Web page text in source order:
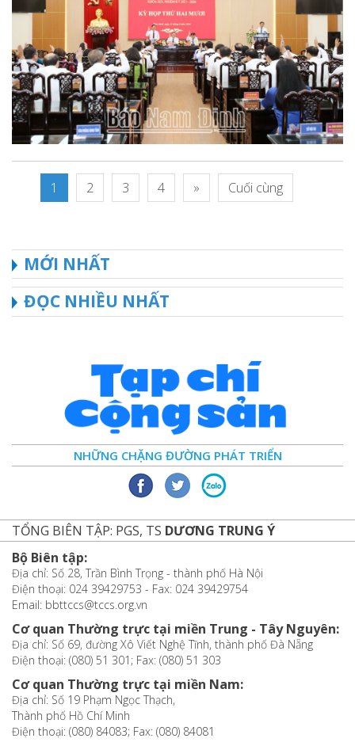
1 2 3 4 » Cuối cùng
MỚI NHẤT
ĐỌC NHIỀU NHẤT
NHỮNG CHẶNG ĐƯỜNG PHÁT TRIỂN
TỔNG BIÊN TẬP: PGS, TS DƯƠNG TRUNG Ý
Bộ Biên tập:
Địa chỉ: Số 28, Trần Bình Trọng - thành phố Hà Nội
Điện thoại: 024 39429753 - Fax: 024 39429754
Email: bbttccs@tccs.org.vn
Cơ quan Thường trực tại miền Trung - Tây Nguyên:
Địa chỉ: Số 69, đường Xô Viết Nghệ Tĩnh, thành phố Đà Nẵng
Điện thoại: (080) 51 301; Fax: (080) 51 303
Cơ quan Thường trực tại miền Nam:
Địa chỉ: Số 19 Phạm Ngọc Thạch,
Thành phố Hồ Chí Minh
Điện thoại: (080) 84083; Fax: (080) 84081